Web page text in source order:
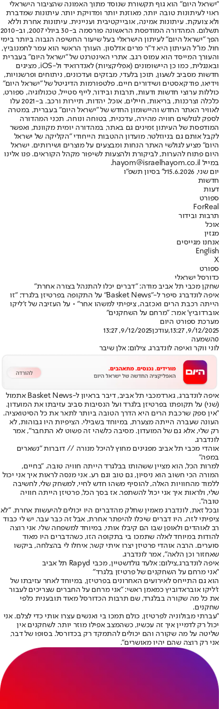
"ישראל היום" הוא גוף תקשורת שנוסד מתוך האמונה שהציבור הישראלי
ראוי לעיתונות טובה יותר, מאוזנת יותר ומדויקת יותר. עיתונות שמדברת
ולא צועקת. עיתונות אמינה, אובייקטיבית ועניינית. עיתונות אחרת וללא
תשלום. המהדורה המודפסת הראשונה פורסמה ב-30 ביולי 2007, וב-2010
הפך "ישראל היום" לעיתון הישראלי בעל שיעור החשיפה הגבוה ביותר בימי
חול. מו"ל העיתון היא ד"ר מרים אדלסון. העורך הראשי הוא עמר לחמנוביץ,
והעורך המייסד הוא עמוס רגב. אתרי האינטרנט של "ישראל היום" בעברית
ובאנגלית, כמו כן היישומונים (אפליקציות) לאנדרואיד ול-iOS, מציגים
חדשות מסביב לשעון, תוכן בלעדי, מבזקים ועדכונים, ניתוחים ופרשנויות,
וידיאו, פודקאסטים ושידורים חיים. פלטפורמות הדיגיטל של "ישראל היום"
כוללות ערוצי חדשות ודעות, תרבות ובידור, לייף סטייל, טכנולוגיה, ספורט,
כלכלה וצרכנות, בריאות, חיילים, אוכל, יהדות, תיירות ורכב. ב-2021 עלו
לאוויר האתר החדש והיישומון החדש של "ישראל היום" בעברית, במטרה
לספק לגולשים חוויה מהירה, עדכנית, בטוחה ונוחה. תכני המהדורה
המודפסת של העיתון זמינים גם באתר, במהדורה יומית מקוונת, ואפשר
לקבל אותם גם בניוזלטר. מועדון ההטבות הייחודי "הקליקה של ישראל
היום" מציע לגולשי האתר הנחות ומבצעים על מוצרים ושירותים. ישראל
היום פתוח להערות, לביקורת ולהצעות לשיפור מקהל הקוראים. פנו אלינו
במייל hayom@israelhayom.co.il.
יום שני, 15.6.2026
ל' בסיון תשפ"ו
חדשות
דעות
ספורט
ForReal
תרבות ובידור
אוכל
מגזין
אנחנו מגייסים
English
X
ספורט
כדורסל ישראלי
שחקן מכבי תל אביב מודה: "דברים יכלו להתנהל בצורה אחרת"
איפה לונדברג סיפר ל-"Basket News" על התקופה בפרטיזן בלגרד: "זו
הייתה רכבת הרים ואכזבה, ציפיתי למשהו אחר" • על העזיבה של ז'ליקו
אוברדוביץ' אמר: "מרחם על השחקנים"
מערכת ספורט היום
9/12/2025, 13:27
,עודכן9/12/2025, 13:27
0השמעה
לוני ווקר ואיפה לונדברג. צילום: אלן שיבר
איפה לונדברג, גארדמכבי תל אביב
, דיבר בראיון ל-Basket News אתמול
(שני) על תקופתו בפרטיזן בלגרד ועל הנסיבות סביב עזיבתו את המועדון.
"אין ספק שרכבת הרים היא הדרך הטובה ביותר לתאר את כל הסיטואציה.
העונה שעברה הייתה מצערת, במיוחד בשבילי. הציפיות היו גבוהות, לא
רק שלי, אלא גם של המועדון. מסיבה כלשהי זה פשוט לא התחבר", אמר
לונדברג.
אוהדי מכבי תל אביב מפגינים מחוץ להיכל מנורה // דוברות ״נשארים
במפה״
למרות הכל, הוא מציין ששהותו בבלגרד הייתה חוויה טובה. "בחיים,
המורה הכי חשוב הוא ניסיון, גם טוב וגם רע. אני מנסה לראות איך אני יכול
ללמוד מהחוויות האלה, להוסיף משהו חדש לחיי, למשחק שלי, לחשיבה
שלי, ולראות איך אני יכול להשתפר. אז בסך הכל, פרטיזן הייתה חוויה
טובה".
ובכל זאת, לונדברג מאמין שחלק מהדברים היו יכולים להיעשות אחרת. "לא
ציפיתי לזה, היו דברים שיכלו להיפתר אחרת, אבל זה כבר עבר. יש לי כבוד
רב לאוהדים ולאופן שבו הם קיבלו אותי, במיוחד למשפחה שלי. אני רוצה
להודות במיוחד לאלה שתמכו בי בתקופה הזו, כשהדברים היו מאוד
סוערים. הרבה אוהדי פרטיזן יצרו איתי קשר, איחלו לי בהצלחה, ביקשו
שאחזור וכן הלאה", אמר לונדברג.
איפה לונדברג,צילום: אלעד גולדשטיין, מכבי Rapyd תל אביב
"אני מרחם על השחקנים של פרטיזן בלגרד"
הוא גם התייחס לאירועים האחרונים בפרטיזן, במיוחד לאחר עזיבתו של
ז'ליקו אובראדוביץ כמאמן ראשי: "אני מרחם על החברים שצריכים לעבור
את כל מה שקורה בבלגרד, שם תרבות הכדורסל מאוד תובענית כלפי
שחקנים.
"עברתי מבולוניה לפרטיזן, כולם תמכו בי ואנשים עצרו אותי כדי לצלם. אני
יכול רק לדמיין איך זה עכשיו, כשהמצב אפילו מוזר יותר. לשחקנים אין
שליטה על מה שקורה והם יכולים להתמקד רק בכדורסל. בסופו של דבר,
אני רק רוצה שהם יהיו מאושרים".